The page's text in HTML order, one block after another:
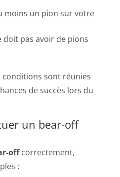
moins un pion sur votre
doit pas avoir de pions
conditions sont réunies
de succès lors du
un bear-off
offcorrectement,
: